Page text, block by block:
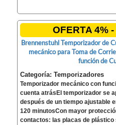
OFERTA 4%
Brennenstuhl Temporizador de
mecánico para Toma de
función de
Categoría: Temporizadores
Temporizador mecánico con
cuenta atrásEl temporizador se
después de un tiempo ajustable
120 minutosCon mayor
contactos: las placas de plástico